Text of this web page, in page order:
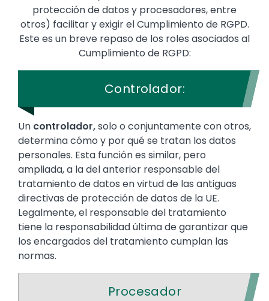
protección de datos y procesadores, entre
otros) facilitar y exigir el Cumplimiento de RGPD.
Este es un breve repaso de los roles asociados al
Cumplimiento de RGPD:
Controlador:
Un controlador,solo o conjuntamente con otros,
determina cómo y por qué se tratan los datos
personales. Esta función es similar, pero
ampliada, a la del anterior responsable del
tratamiento de datos en virtud de las antiguas
directivas de protección de datos de la UE.
Legalmente, el responsable del tratamiento
tiene la responsabilidad última de garantizar que
los encargados del tratamiento cumplan las
normas.
Procesador